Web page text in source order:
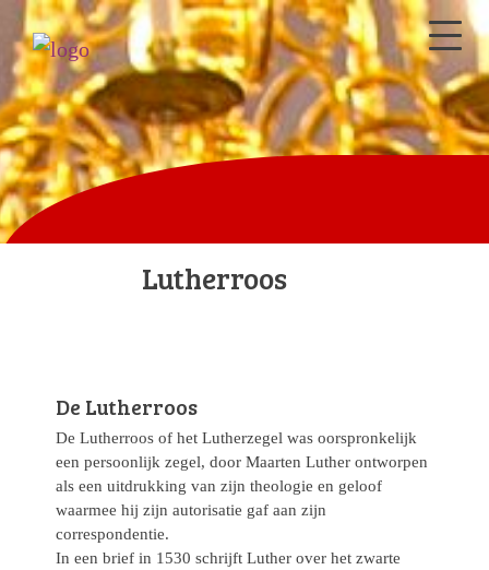
Lutherroos
De Lutherroos
De Lutherroos of het Lutherzegel was oorspronkelijk
een persoonlijk zegel, door Maarten Luther ontworpen
als een uitdrukking van zijn theologie en geloof
waarmee hij zijn autorisatie gaf aan zijn
correspondentie.
In een brief in 1530 schrijft Luther over het zwarte